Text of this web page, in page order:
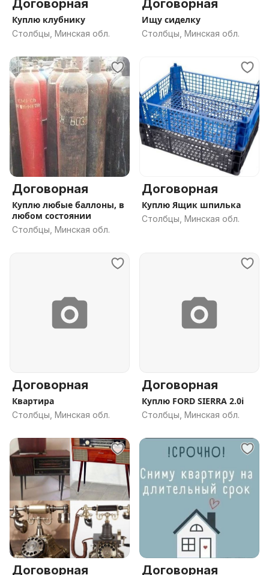
Договорная
Куплю клубнику
Столбцы, Минская обл.
Договорная
Ищу сиделку
Столбцы, Минская обл.
Договорная
Куплю любые баллоны, в
любом состоянии
Столбцы, Минская обл.
Договорная
Куплю Ящик шпилька
Столбцы, Минская обл.
Договорная
Квартира
Столбцы, Минская обл.
Договорная
Куплю FORD SIERRA 2.0i
Столбцы, Минская обл.
Договорная Договорная